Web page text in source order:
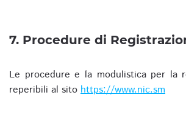
7. Procedure di
Le procedure e la modulistica per la
reperibili al sito https://www.nic.sm